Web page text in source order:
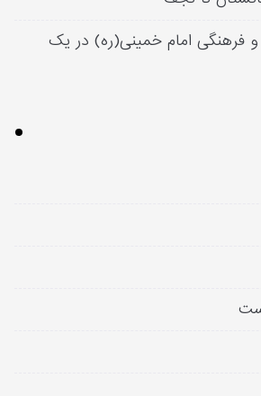
و فرهنگی امام خمینی(ره) در یک